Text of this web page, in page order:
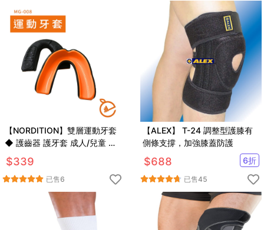
【NORDITION】雙層運動牙套
◆ 護齒器 護牙套 成人/兒童 雙
層(送收納盒) 台灣製 防磨牙 護
具 拳擊 散打
$339
已售6
【ALEX】 T-24 調整型護膝有
側條支撐，加強膝蓋防護
$688 6折
已售45